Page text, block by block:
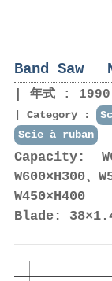
Band Saw
年式 : 1990
Category :
Scie à ruban
Capacity:
W600×H300、
Blade: